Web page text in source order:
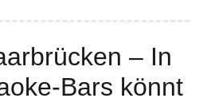
– In
Bars könnt